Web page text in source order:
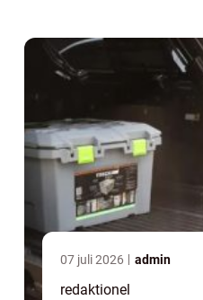
07 juli 2026 admin
redaktionel